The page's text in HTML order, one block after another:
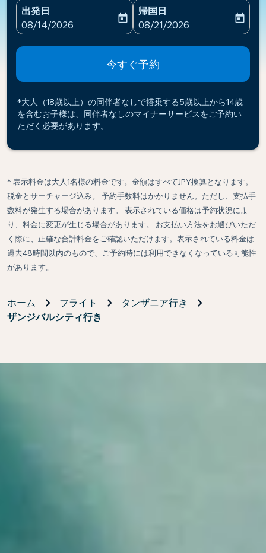
出発日
fc-booking-departure-date-aria-label
08/14/2026
today
帰国日
fc-booking-return-date-
08/21/2026
today
今すぐ予約
*大人（18歳以上）の同伴者なしで搭乗する5歳以上から14歳
を含むお子様は、同伴者なしのマイナーサービスをご予約い
ただく必要があります。
* 表示料金は大人1名様の料金です。金額はすべてJPY換算となります。
税金とサーチャージ込み。 予約手数料はかかりません。ただし、支払手
数料が発生する場合があります。 表示されている価格は予約状況によ
り、料金に変更が生じる場合があります。 お支払い方法をお選びいただ
く際に、正確な合計料金をご確認いただけます。表示されている料金は
過去48時間以内のもので、ご予約時には利用できなくなっている可能性
があります。
ホーム フライト
タンザニア行き
ザンジバルシティ行き